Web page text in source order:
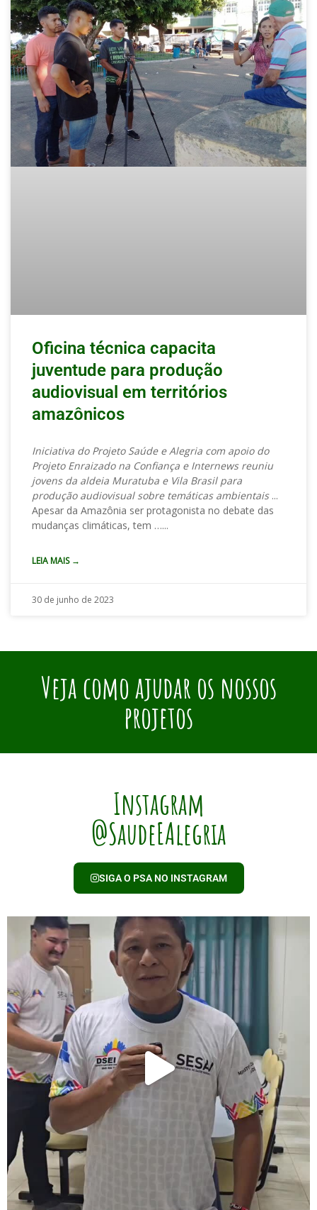
Oficina técnica capacita
juventude para produção
audiovisual em territórios
amazônicos
Iniciativa do Projeto Saúde e Alegria com apoio do
Projeto Enraizado na Confiança e Internews reuniu
jovens da aldeia Muratuba e Vila Brasil para
produção audiovisual sobre temáticas ambientais
Apesar da Amazônia ser protagonista no debate das
mudanças climáticas, tem …
LEIA MAIS →
30 de junho de 2023
Veja como ajudar os nossos
projetos
Instagram
@SaudeEAlegria
SIGA O PSA NO INSTAGRAM